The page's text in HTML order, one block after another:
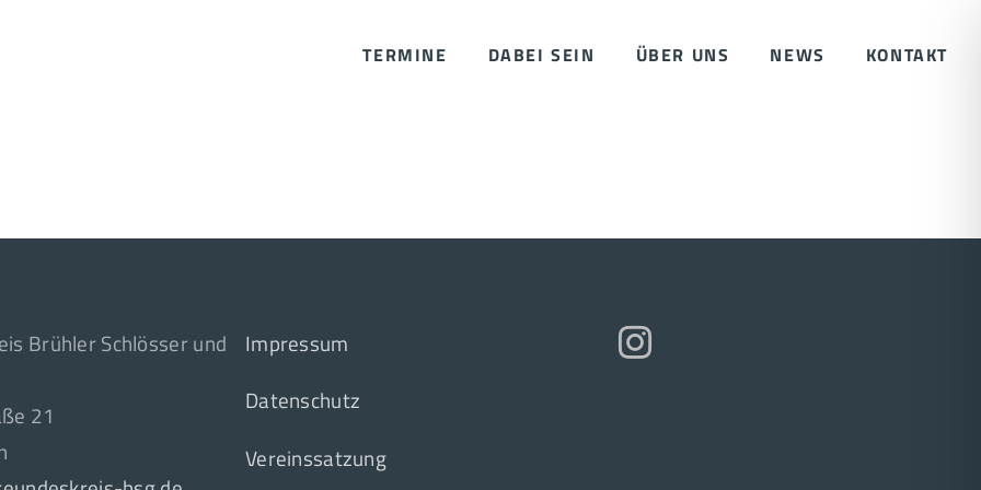
TERMINE DABEI SEIN ÜBER UNS NEWS KONTAKT
Brühler Schlösser und
21
Impressum
Datenschutz
Vereinssatzung